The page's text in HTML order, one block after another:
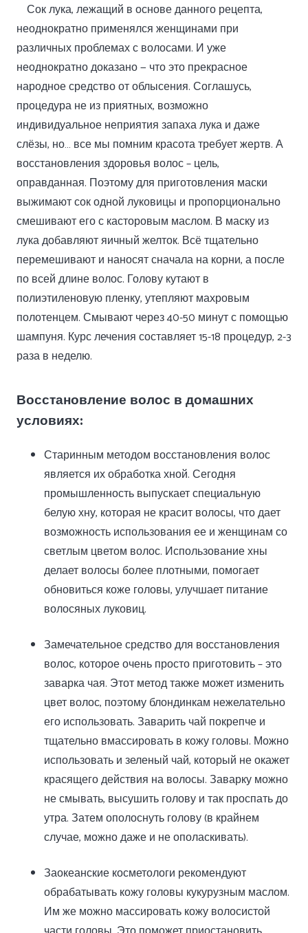
Сок лука, лежащий в основе данного рецепта,
неоднократно применялся женщинами при
различных проблемах с волосами. И уже
неоднократно доказано — что это прекрасное
народное средство от облысения. Соглашусь,
процедура не из приятных, возможно
индивидуальное неприятия запаха лука и даже
слёзы, но… все мы помним красота требует жертв. А
восстановления здоровья волос – цель,
оправданная. Поэтому для приготовления маски
выжимают сок одной луковицы и пропорционально
смешивают его с касторовым маслом. В маску из
лука добавляют яичный желток. Всё тщательно
перемешивают и наносят сначала на корни, а после
по всей длине волос. Голову кутают в
полиэтиленовую пленку, утепляют махровым
полотенцем. Смывают через 40-50 минут с помощью
шампуня. Курс лечения составляет 15-18 процедур, 2-3
раза в неделю.
Восстановление волос в домашних
условиях:
Старинным методом восстановления волос
является их обработка хной. Сегодня
промышленность выпускает специальную
белую хну, которая не красит волосы, что дает
возможность использования ее и женщинам со
светлым цветом волос. Использование хны
делает волосы более плотными, помогает
обновиться коже головы, улучшает питание
волосяных луковиц.
Замечательное средство для восстановления
волос, которое очень просто приготовить – это
заварка чая. Этот метод также может изменить
цвет волос, поэтому блондинкам нежелательно
его использовать. Заварить чай покрепче и
тщательно вмассировать в кожу головы. Можно
использовать и зеленый чай, который не окажет
красящего действия на волосы. Заварку можно
не смывать, высушить голову и так проспать до
утра. Затем ополоснуть голову (в крайнем
случае, можно даже и не ополаскивать).
Заокеанские косметологи рекомендуют
обрабатывать кожу головы кукурузным маслом.
Им же можно массировать кожу волосистой